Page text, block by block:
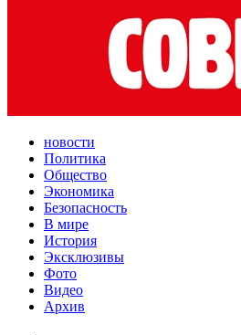
новости
Политика
Общество
Экономика
Безопасность
В мире
История
Эксклюзивы
Фото
Видео
Архив